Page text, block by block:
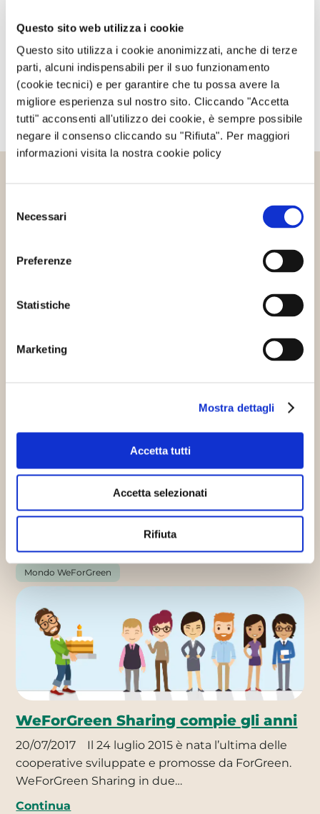
Questo sito web utilizza i cookie
Questo sito utilizza i cookie anonimizzati, anche di terze
parti, alcuni indispensabili per il suo funzionamento
(cookie tecnici) e per garantire che tu possa avere la
migliore esperienza sul nostro sito. Cliccando "Accetta
tutti" acconsenti all'utilizzo dei cookie, è sempre possibile
negare il consenso cliccando su "Rifiuta". Per maggiori
informazioni visita la nostra cookie policy
delNecessari
Preferenze
Statistiche
Marketing
Mostra dettagli
Accetta tutti
Accetta selezionati
Rifiuta
Avvertimi via email alla pubblicazione di un nuovo
articolo.
Dalla Lucense 1923 alle Comunità
energetiche
progettualità Giovedì 30 giugno 2022 è andato in
onda su Radio Adige…
Mondo WeForGreen
WeForGreen Sharing compie gli anni
20/07/2017
Il 24 luglio 2015 è nata l’ultima delle
cooperative sviluppate e promosse da ForGreen.
WeForGreen Sharing in due…
Continua